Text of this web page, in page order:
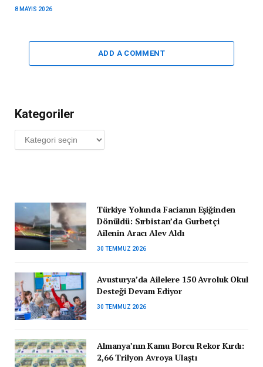
8 MAYIS 2026
ADD A COMMENT
Kategoriler
Kategoriler
Türkiye Yolunda Facianın Eşiğinden
Dönüldü: Sırbistan’da Gurbetçi
Ailenin Aracı Alev Aldı
30 TEMMUZ 2026
Avusturya’da Ailelere 150 Avroluk Okul
Desteği Devam Ediyor
30 TEMMUZ 2026
Almanya’nın Kamu Borcu Rekor Kırdı:
2,66 Trilyon Avroya Ulaştı